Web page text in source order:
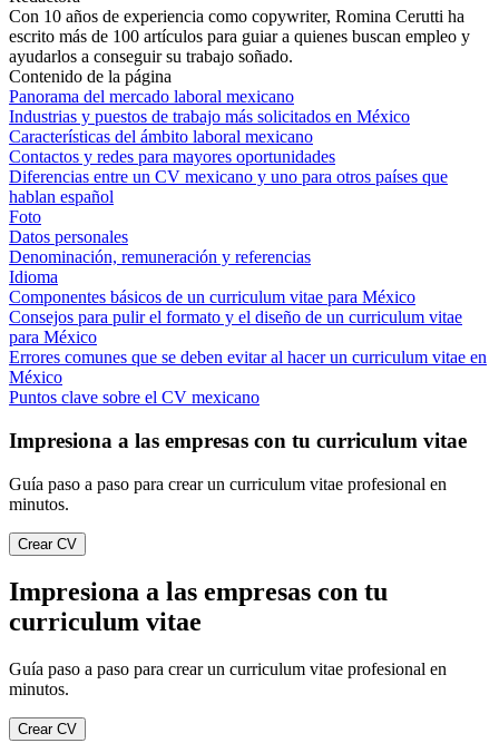
Con 10 años de experiencia como copywriter, Romina Cerutti ha
escrito más de 100 artículos para guiar a quienes buscan empleo y
ayudarlos a conseguir su trabajo soñado.
Contenido de la página
Panorama del mercado laboral mexicano
Industrias y puestos de trabajo más solicitados en México
Características del ámbito laboral mexicano
Contactos y redes para mayores oportunidades
Diferencias entre un CV mexicano y uno para otros países que
hablan español
Foto
Datos personales
Denominación, remuneración y referencias
Idioma
Componentes básicos de un curriculum vitae para México
Consejos para pulir el formato y el diseño de un curriculum vitae
para México
Errores comunes que se deben evitar al hacer un curriculum vitae en
México
Puntos clave sobre el CV mexicano
Impresiona a las empresas con tu curriculum vitae
Guía paso a paso para crear un curriculum vitae profesional en
minutos.
Crear CV
Impresiona a las empresas con tu
curriculum vitae
Guía paso a paso para crear un curriculum vitae profesional en
minutos.
Crear CV